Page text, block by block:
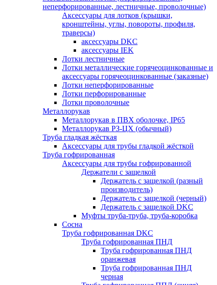
неперфорированные, лестничные, проволочные)
Аксессуары для лотков (крышки,
кронштейны, углы, повороты, профиля,
траверсы)
аксессуары DKC
аксессуары IEK
Лотки лестничные
Лотки металлические горячеоцинкованные и
аксессуары горячеоцинкованные (заказные)
Лотки неперфорированные
Лотки перфорированные
Лотки проволочные
Металлорукав
Металлорукав в ПВХ оболочке, IP65
Металлорукав РЗ-ЦХ (обычный)
Труба гладкая жёсткая
Аксессуары для трубы гладкой жёсткой
Труба гофрированная
Аксессуары для трубы гофрированной
Держатели с защелкой
Держатель с защелкой (разный
производитель)
Держатель с защелкой (черный)
Держатель с защелкой DKC
Муфты труба-труба, труба-коробка
Сосна
Труба гофрированная DKC
Труба гофрированная ПНД
Труба гофрированная ПНД
оранжевая
Труба гофрированная ПНД
черная